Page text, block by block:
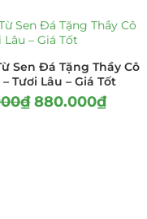
Sen Đá Tặng Thầy Cô
Tươi Lâu – Giá Tốt
₫ 880.000₫